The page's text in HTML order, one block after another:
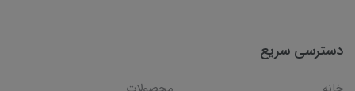
دسترسی سریع